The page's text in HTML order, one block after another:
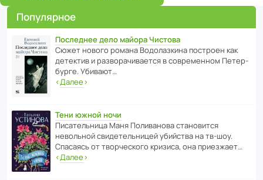
Популярное
Последнее дело майора Чистова
Сюжет нового романа Водо­ла­з­кина пост­роен как
дете­ктив и разво­ра­чи­ва­ется в совре­менном Пете­р­
бурге. Убивают…
‹Далее›
Тени южной ночи
Писа­тель­ница Маня Поли­ва­нова стано­вится
невольной свиде­тель­ницей убийства на тв-шоу.
Спасаясь от твор­че­с­кого кризиса, она приезжает…
‹Далее›